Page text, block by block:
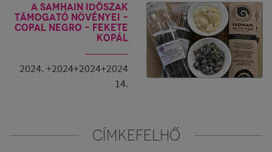
A Samhain időszak
támogató növényei -
Copal Negro - fekete
kopál
2024. +2024+2024+2024
14.
CÍMKEFELHŐ